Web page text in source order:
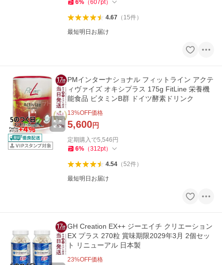
6% （607pt）
4.67（ 15件）
最短明日お届け
PMインターナショナル フィットライン アクテ
ィヴァイズ オキシプラス 175g FitLine 栄養機
能食品 ビタミンB群 ドイツ酵素ドリンク
13%OFF価格
5,600円
定期購入で5,546 円
6% （312pt）
4.54（52件）
最短明日お届け
GH Creation EX++ ジーエイチ クリエーション
EX プラス 270粒 賞味期限2029年3月 2個セッ
ト リニューアル 日本製
23%OFF価格